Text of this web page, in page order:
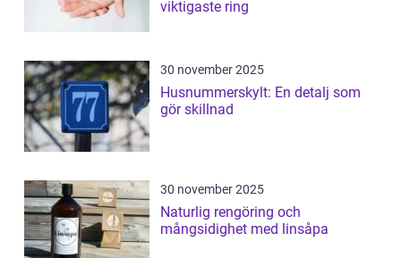
viktigaste ring
30 november 2025
Husnummerskylt: En detalj som
gör skillnad
30 november 2025
Naturlig rengöring och
mångsidighet med linsåpa